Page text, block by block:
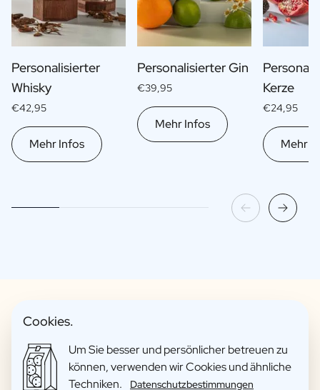
Personalisierter
Whisky
€42,95
Mehr Infos
Personalisierter Gin
€39,95
Mehr Infos
Kerze
€24,95
Mehr
Lustige Geschenkpakete
Cookies.
Um Sie besser und persönlicher betreuen zu
können, verwenden wir Cookies und ähnliche
Techniken.
Datenschutzbestimmungen